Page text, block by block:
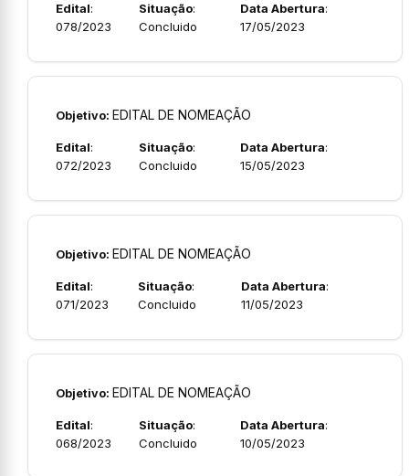
Edital:
078/2023
Situação:
Concluido
Data Abertura:
17/05/2023
Objetivo: EDITAL DE NOMEAÇÃO
Edital:
072/2023
Situação:
Concluido
Data Abertura:
15/05/2023
Objetivo: EDITAL DE NOMEAÇÃO
Edital:
071/2023
Situação:
Concluido
Data Abertura:
11/05/2023
Objetivo: EDITAL DE NOMEAÇÃO
Edital:
068/2023
Situação:
Concluido
Data Abertura:
10/05/2023